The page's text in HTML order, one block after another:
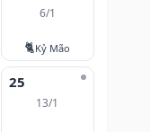
6/1
🐈Kỷ Mão
25
13/1